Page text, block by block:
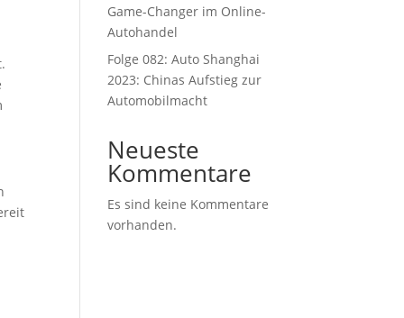
Game-Changer im Online-
Autohandel
Folge 082: Auto Shanghai
2023: Chinas Aufstieg zur
Automobilmacht
Neueste
Kommentare
Es sind keine Kommentare
vorhanden.